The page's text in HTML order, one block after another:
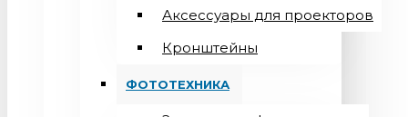
Аксессуары для проекторов
Кронштейны
ФОТОТЕХНИКА